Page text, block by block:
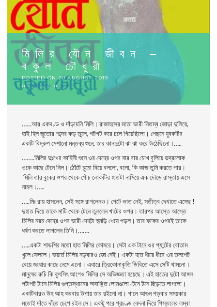
মিলির যৌন জীবন –
বকুল চৌধুরী
POSTED ON20 AUGUST, 2019
››পেপারব্যাক ››১৮+
……আর একদণ্ড ও দাঁড়ায়নি মিলি। রাজাহসের মতো ভারী নিতম্ব জোড়া দুলিয়ে,
হাই হিল জুতাের শব্দের কড় তুলে, গটগট করে চলে গিয়েছিলো। পেছনে যুবকটির
একটি বিদ্রুপ মেশানো মন্তব্য শুনে, তার কানদুটো ঝা ঝা করে উঠেছিলো।…..
……..মিলির দুঃখের কাহিনী শুনে ওর দেহের ওপর বার বার চোখ বুলিয়ে ভদ্রলােক
ওকে কাছে টেনে নিল। ঠোঁটে চুমো দিয়ে বললো, বলো, কি কাজ তুমি করতে পার।
মিলি তার বুকের ওপর থেকে পৌঢ লোকটির হাতটা নামিয়ে এক দৌড়ে রাস্তায় এসে
নামল।…..
…..মিঃ রায় হাসলেন, সেই সঙ্গে রাগলেনও। পেটে ভাত নেই, সতীত্ব দেখাতে এসেছ !
দুহাত দিয়ে তাকে মাটি থেকে টেনে তুললেন খাটের ওপর। তারপর আস্তে আস্তে
মিলির নরম দেহের ওপর ভারী দেহটা হুমড়ি খেয়ে পড়ল। তার ফকের ওপরই তাকে
ধর্ষণ করতে লাগলেন তিনি।…….
…..একটা শাড়শির মতো হাত মিলির কোমরে। সেটা এক টানে ওর প্যান্টের বােতাম
খুলে ফেললে। ভয়ার্ত মিলির নড়বারও জো নেই। একটা হাত ধীরে ধীরে ওর তলপেট
বেয়ে জংঘার কাছে নেমে এলো। এবারে ত্রিকোনাকৃতি ডিবিতে এসে সেটি থামলো।
মানুষের রুচি কি কুৎসিৎ আগেও মিলির সে অভিজ্ঞতা হয়েছে। এই হাতের দুটো আঙ্গল
পটাপট টানে মিলির গুপ্তস্থানের অবাঞ্ছিত লোমগুলো টেনে টনে ছিড়তে লাগলো।
একটিবারও উহ আহ করবার উপায় তার রইলো না। গালে আগুন পড়বার সময়কার
মতােই দাঁতে দাঁতে চেপে রইল সে। একটু পরে প্রচণ্ড বেদনা দিয়ে পিস্তলের লম্বা